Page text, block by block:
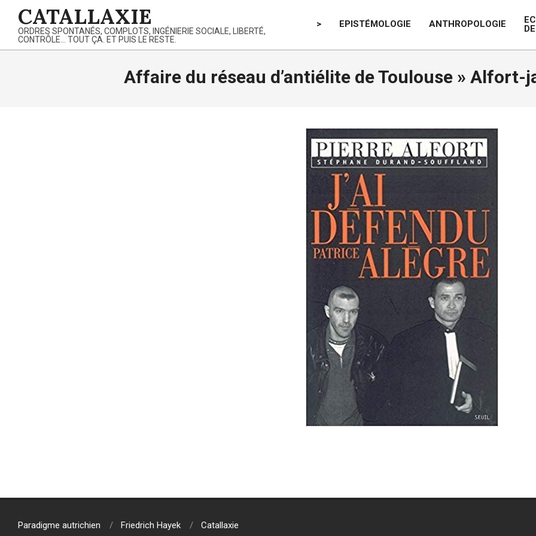
content
CATALLAXIE
ORDRES SPONTANÉS, COMPLOTS, INGÉNIERIE SOCIALE, LIBERTÉ,
CONTRÔLE… TOUT ÇA. ET PUIS LE RESTE.
> EPISTÉMOLOGIE ANTHROPOLOGIE
Affaire du réseau d’antiélite de Toulouse » Alfort-
08-
Paradigme autrichien
Friedrich Hayek Catallaxie